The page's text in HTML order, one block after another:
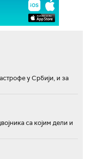
у Србији, и за
са којим дели и